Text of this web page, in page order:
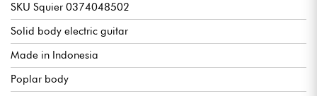
SKU Squier 0374048502
Solid body electric guitar
Made in Indonesia
Poplar body